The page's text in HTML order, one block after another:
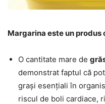
Margarina este un produs
O cantitate mare de
demonstrat faptul că
grași esențiali în
riscul de boli cardiace,